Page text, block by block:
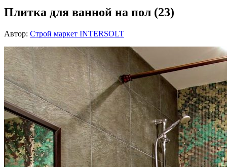
Плитка для ванной на пол (23)
Автор: Строй маркет INTERSOLT